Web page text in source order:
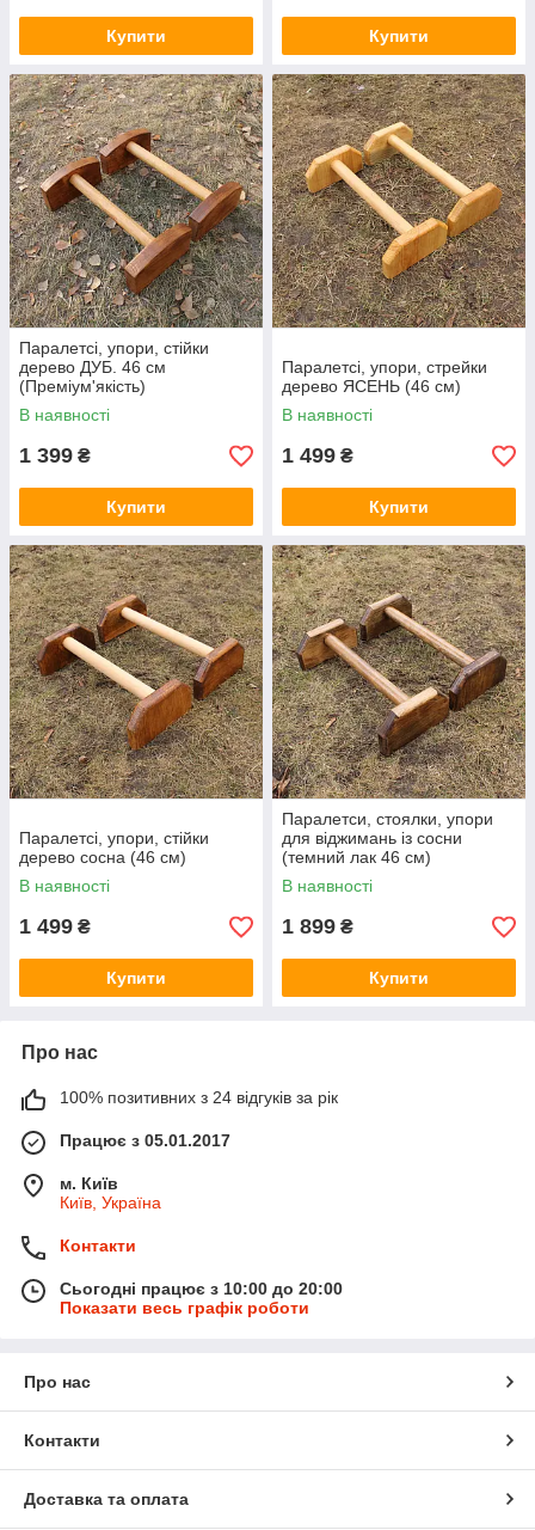
Купити Купити
Паралетсі, упори, стійки
дерево ДУБ. 46 см
(Преміум'якість)
В наявності
1 399 ₴
Купити
Паралетсі, упори, стрейки
дерево ЯСЕНЬ (46 см)
В наявності
1 499 ₴
Купити
Паралетсі, упори, стійки
дерево сосна (46 см)
В наявності
1 499 ₴
Купити
Паралетси, стоялки, упори
для віджимань із сосни
(темний лак 46 см)
В наявності
1 899 ₴
Купити
Про нас
100% позитивних з 24 відгуків за рік
Працює з 05.01.2017
м. Київ
Київ, Україна
Контакти
Сьогодні працює з 10:00 до 20:00
Показати весь графік роботи
Про нас
Контакти
Доставка та оплата